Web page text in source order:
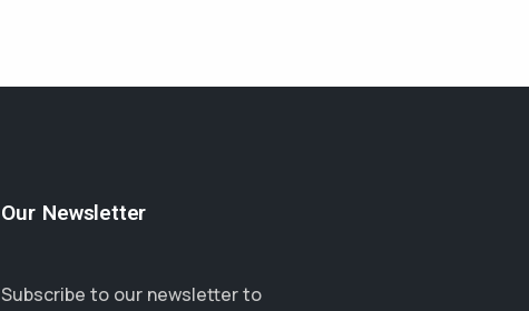
Our Newsletter
Subscribe to our newsletter to